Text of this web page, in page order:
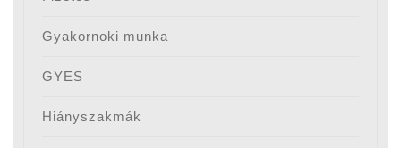
Gyakornoki munka
GYES
Hiányszakmák